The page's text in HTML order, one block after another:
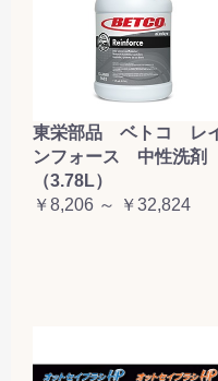
東栄部品 ベトコ レ
ンフォース 中性洗剤
（3.78L）
￥8,206 ～ ￥32,824